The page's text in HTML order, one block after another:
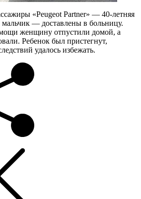
«Peugeot Partner» — 40-летняя
— доставлены в больницу.
женщину отпустили домой, а
Ребенок был пристегнут,
удалось избежать.